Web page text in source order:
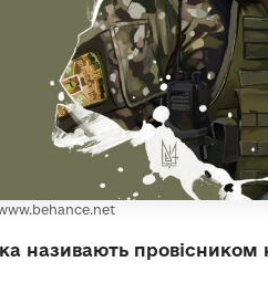
називають